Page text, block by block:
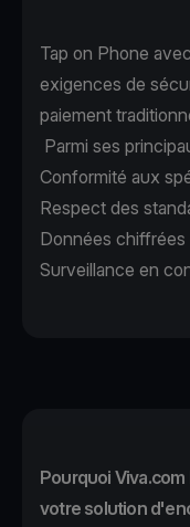
Tap on Phone
exigences de
paiement
Parmi ses
Conformité aux
Respect des
Données
Surveillance en
Pourquoi
votre solution